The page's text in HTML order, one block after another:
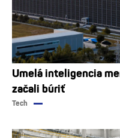
Umelá inteligencia
začali búriť
Tech